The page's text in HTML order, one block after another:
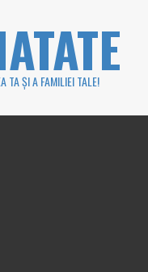
TA ȘI A FAMILIEI TALE!